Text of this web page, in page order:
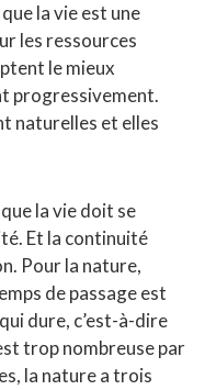
la vie est une
les ressources
le mieux
progressivement.
naturelles et elles
la vie doit se
Et la continuité
Pour la nature,
de passage est
dure, c’est-à-dire
trop nombreuse par
la nature a trois